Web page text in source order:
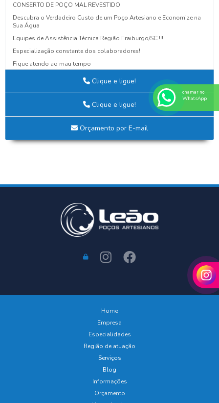
CONSERTO DE POÇO MAL REVESTIDO
Descubra o Verdadeiro Custo de um Poço Artesiano e Economize na
Sua Água
Equipes de Assistência Técnica Região Fraiburgo/SC !!!
Especialização constante dos colaboradores!
Fique atendo ao mau tempo
Guia Definitivo para Criar Projetos Elétricos Eficientes e Seguros
Nova fachada da Leão Poços Artesianos!
O BARATO PODE LHE CUSTAR CARO
PALESTRA DE CONSCIENTIZAÇÃO NOVEMBRO AZUL!
POÇO MAL INSTALADO SAÍ BARATO, MAS CUSTA CARO
SIPAT 2024: Segurança em Primeiro Lugar!
Clique e ligue!
Clique e ligue!
Orçamento por E-mail
Home
Empresa
Especialidades
Região de atuação
Serviços
Blog
Informações
Orçamento
chamar no
WhatsApp